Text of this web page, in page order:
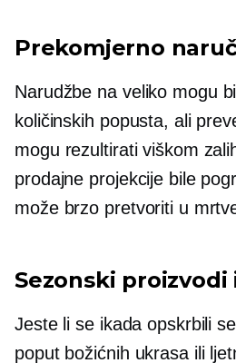
Prekomjerno
Narudžbe na veliko mogu
količinskih popusta, ali
mogu rezultirati viškom
prodajne projekcije bile
može brzo pretvoriti u
Sezonski
Jeste li se ikada opskrbili
poput božićnih ukrasa ili